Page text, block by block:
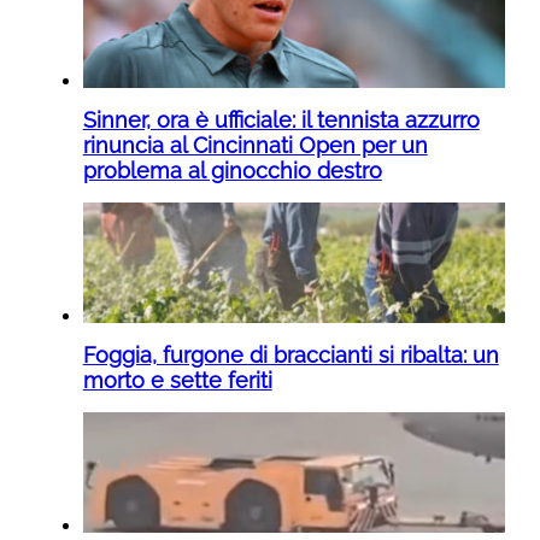
Sinner, ora è ufficiale: il tennista azzurro
rinuncia al Cincinnati Open per un
problema al ginocchio destro
Foggia, furgone di braccianti si ribalta: un
morto e sette feriti